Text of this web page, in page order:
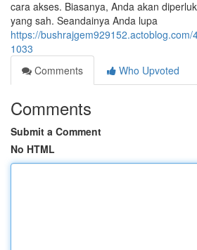
cara akses. Biasanya, Anda akan
yang sah. Seandainya Anda lupa
https://
1033
Comments
Who Upvoted
Comments
Submit a Comment
No HTML